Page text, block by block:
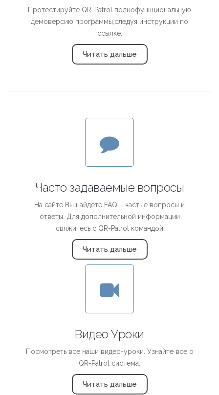
Протестируйте QR-Patrol полнофункциональную
демоверсию программы,следуя инструкции по
ссылке.
Читать дальше
Часто задаваемые вопросы
На сайте Вы найдете FAQ – частые вопросы и
ответы. Для дополнительной информации
свяжитесь с QR-Patrol командой
Читать дальше
Видео Уроки
Посмотреть все наши видео-уроки. Узнайте все о
QR-Patrol система.
Читать дальше